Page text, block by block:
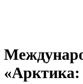
«Арктика: